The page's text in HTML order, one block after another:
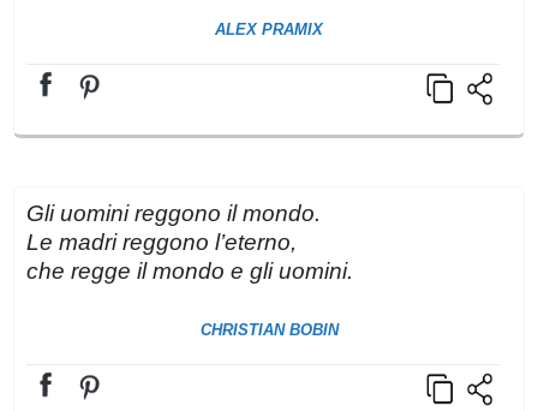
ALEX PRAMIX
Gli uomini reggono il mondo.
Le madri reggono l’eterno,
che regge il mondo e gli uomini.
CHRISTIAN BOBIN